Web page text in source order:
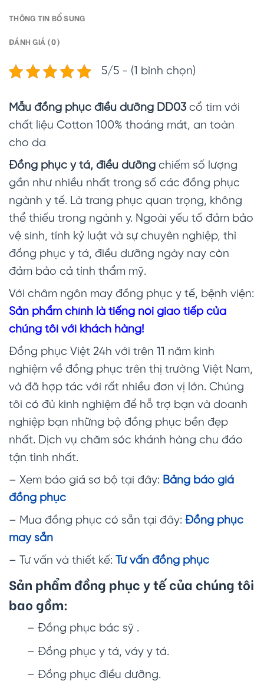
THÔNG TIN BỔ SUNG
ĐÁNH GIÁ (0)
5/5 - (1 bình chọn)
Mẫu đồng phục điều dưỡng DD03cổ tim với
chất liệu Cotton 100% thoáng mát, an toàn
cho da
Đồng phục y tá, điều dưỡng chiếm số lượng
gần như nhiều nhất trong số các đồng phục
ngành y tế. Là trang phục quan trọng, không
thể thiếu trong ngành y. Ngoài yếu tố đảm bảo
vệ sinh, tính kỷ luật và sự chuyên nghiệp, thì
đồng phục y tá, điều dưỡng ngày nay còn
đảm bảo cả tính thẩm mỹ.
Với châm ngôn may đồng phục y tế, bệnh viện:
Sản phẩm chính là tiếng nói giao tiếp của
chúng tôi với khách hàng!
Đồng phục Việt 24h với trên 11 năm kinh
nghiệm về đồng phục trên thị trường Việt Nam,
và đã hợp tác với rất nhiều đơn vị lớn. Chúng
tôi có đủ kinh nghiệm để hỗ trợ bạn và doanh
nghiệp bạn những bộ đồng phục bền đẹp
nhất. Dịch vụ chăm sóc khánh hàng chu đáo
tận tình nhất.
– Xem báo giá sơ bộ tại đây: Bảng báo giá
đồng phục
– Mua đồng phục có sẵn tại đây: Đồng phục
may sẵn
– Tư vấn và thiết kế: Tư vấn đồng phục
Sản phẩm đồng phục y tế của chúng tôi
bao gồm:
– Đồng phục bác sỹ .
– Đồng phục y tá, váy y tá.
– Đồng phục điều dưỡng.